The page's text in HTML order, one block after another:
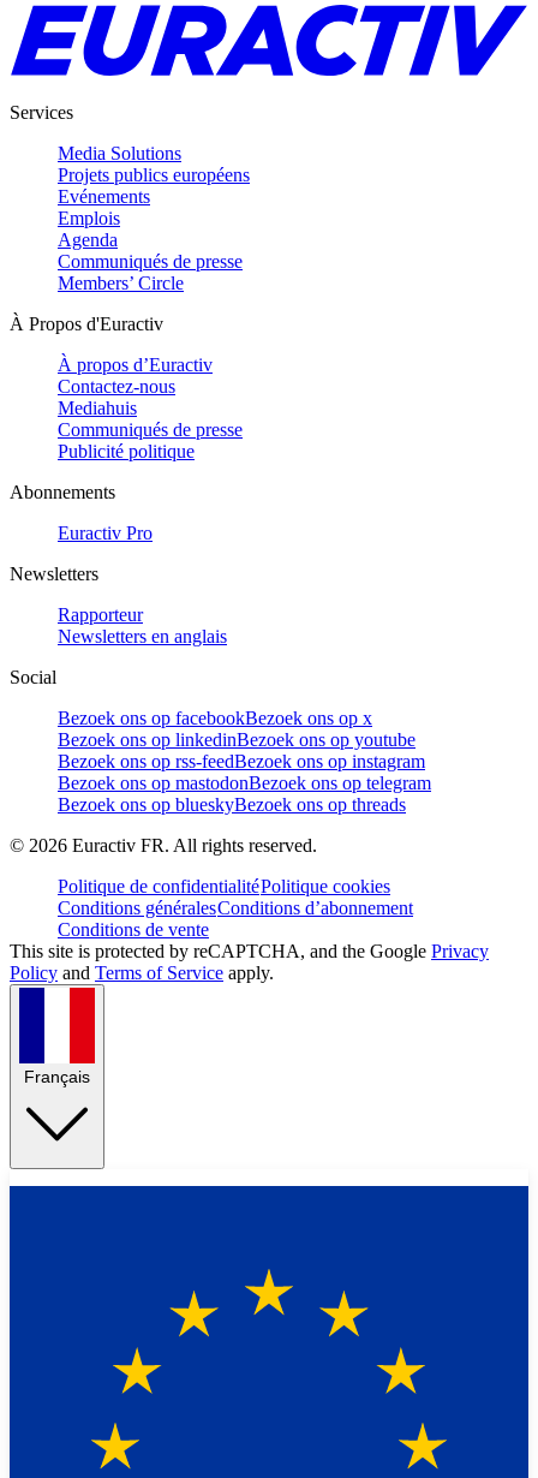
Services
Media Solutions
Projets publics européens
Evénements
Emplois
Agenda
Communiqués de presse
Members’ Circle
À Propos d'Euractiv
À propos d’Euractiv
Contactez-nous
Mediahuis
Communiqués de presse
Publicité politique
Abonnements
Euractiv Pro
Newsletters
Rapporteur
Newsletters en anglais
Social
Bezoek ons op facebookBezoek ons op x
Bezoek ons op linkedinBezoek ons op youtube
Bezoek ons op rss-feedBezoek ons op instagram
Bezoek ons op mastodonBezoek ons op telegram
Bezoek ons op blueskyBezoek ons op threads
© 2026 Euractiv FR. All rights reserved.
Politique de confidentialitéPolitique cookies
Conditions généralesConditions d’abonnement
Conditions de vente
This site is protected by reCAPTCHA, and the Google Privacy
Policy and Terms of Service apply.
Français